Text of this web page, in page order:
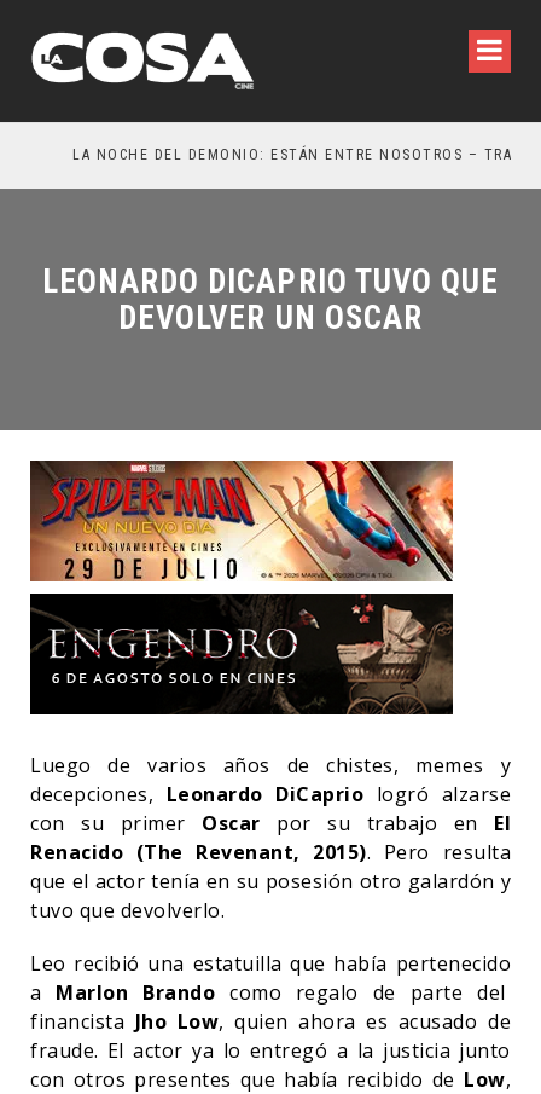
LA NOCHE DEL DEMONIO: ESTÁN ENTRE NOSOTROS – TRAILER FINAL
LEONARDO DICAPRIO TUVO QUE
DEVOLVER UN OSCAR
Luego de varios años de chistes, memes y
decepciones, Leonardo DiCaprio logró alzarse
con su primer Oscar por su trabajo en El
Renacido (The Revenant, 2015). Pero resulta
que el actor tenía en su posesión otro galardón y
tuvo que devolverlo.
Leo recibió una estatuilla que había pertenecido
a Marlon Brando como regalo de parte del
financista Jho Low, quien ahora es acusado de
fraude. El actor ya lo entregó a la justicia junto
con otros presentes que había recibido de Low,